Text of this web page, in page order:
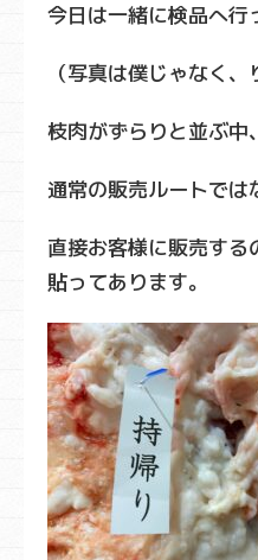
今日は一緒に検品へ行
（写真は僕じゃなく、
枝肉がずらりと並ぶ中
通常の販売ルートでは
直接お客様に販売す
貼ってあります。